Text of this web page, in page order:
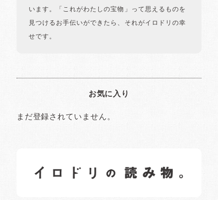
います。「これがわたしの宝物」って思えるものを
見つけるお手伝いができたら、それがイロドリの幸
せです。
お気に入り
まだ登録されていません。
日常の様子など随時更新中です。